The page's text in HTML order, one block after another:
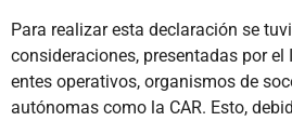
Para realizar esta declaración se
consideraciones, presentadas por el
entes operativos, organismos de
autónomas como la CAR. Esto,